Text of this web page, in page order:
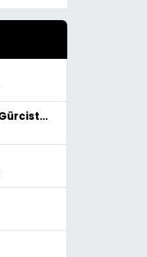
Dmanisi, Kvemo Kartli (Gürcistan) - [53.36 km] Akyaka (Kars)